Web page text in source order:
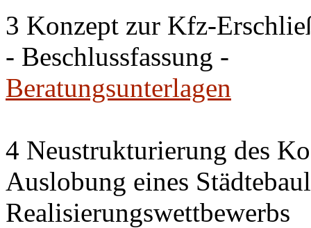
3 Konzept zur Kfz-
- Beschlussfassung -
Beratungsunterlagen
4 Neustrukturierung des
Auslobung eines
Realisierungswettbewerbs